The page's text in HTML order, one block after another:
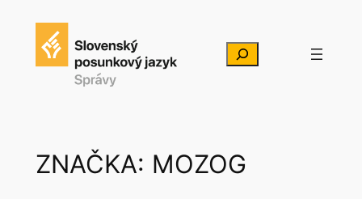
Hľadať
ZNAČKA: MOZOG